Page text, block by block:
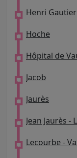
Henri Gautier
Hoche
Jacob
Jaurès